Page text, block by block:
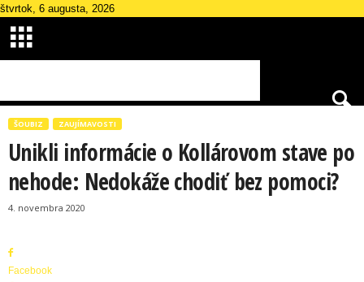
štvrtok, 6 augusta, 2026
ŠOUBIZ ZAUJÍMAVOSTI
Unikli informácie o Kollárovom stave po
nehode: Nedokáže chodiť bez pomoci?
4. novembra 2020
Facebook